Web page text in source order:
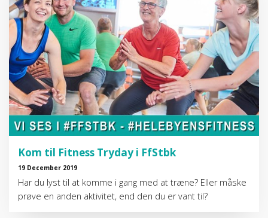
Kom til Fitness Tryday i FfStbk
19 December 2019
Har du lyst til at komme i gang med at træne? Eller måske
prøve en anden aktivitet, end den du er vant til?